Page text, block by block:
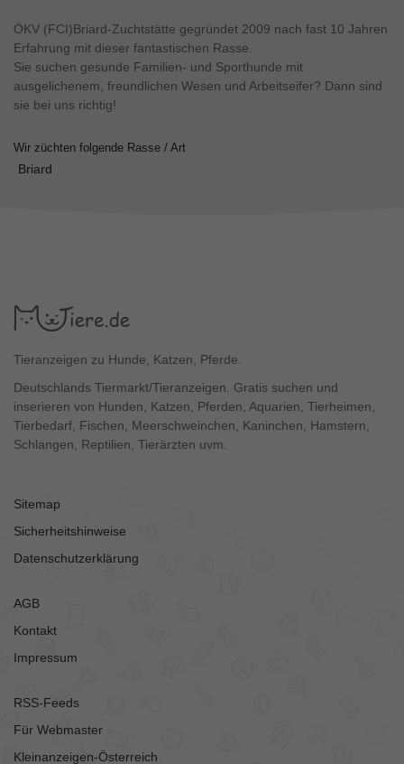
ÖKV (FCI)Briard-Zuchtstätte gegründet 2009 nach fast 10 Jahren
Erfahrung mit dieser fantastischen Rasse.
Sie suchen gesunde Familien- und Sporthunde mit
ausgelichenem, freundlichen Wesen und Arbeitseifer? Dann sind
sie bei uns richtig!
Wir züchten folgende Rasse / Art
Briard
Tieranzeigen zu Hunde, Katzen, Pferde.
Deutschlands Tiermarkt/Tieranzeigen. Gratis suchen und
inserieren von Hunden, Katzen, Pferden, Aquarien, Tierheimen,
Tierbedarf, Fischen, Meerschweinchen, Kaninchen, Hamstern,
Schlangen, Reptilien, Tierärzten uvm.
Sitemap
Sicherheitshinweise
Datenschutzerklärung
AGB
Kontakt
Impressum
RSS-Feeds
Für Webmaster
Kleinanzeigen-Österreich